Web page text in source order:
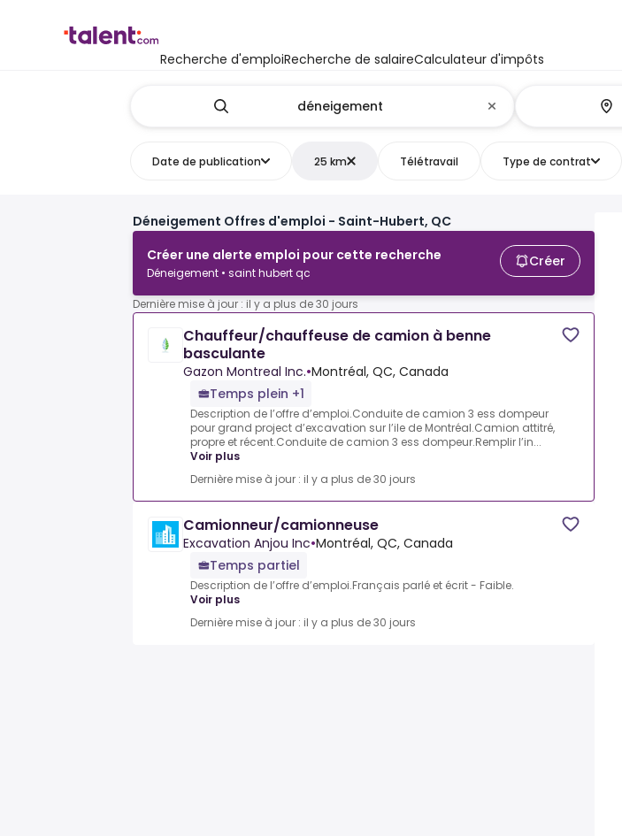
Recherche d'emploiRecherche de salaireCalculateur d'impôts
Date de publication 25 km Télétravail Type de contrat
Déneigement Offres d'emploi - Saint-Hubert, QC
Créer une alerte emploi pour cette recherche
Déneigement • saint hubert qc
Créer
Dernière mise à jour : il y a plus de 30 jours
Chauffeur/chauffeuse de camion à benne
basculante
Gazon Montreal Inc.•Montréal, QC, Canada
Temps plein +1
Description de l’offre d’emploi.Conduite de camion 3 ess dompeur
pour grand project d’excavation sur l’ile de Montréal.Camion attitré,
propre et récent.Conduite de camion 3 ess dompeur.Remplir l’in...
Voir plus
Dernière mise à jour : il y a plus de 30 jours
Camionneur/camionneuse
Excavation Anjou Inc•Montréal, QC, Canada
Temps partiel
Description de l’offre d’emploi.Français parlé et écrit - Faible.
Voir plus
Dernière mise à jour : il y a plus de 30 jours